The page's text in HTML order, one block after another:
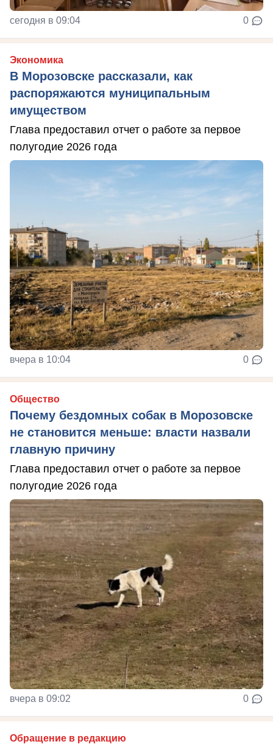
сегодня в 09:04 0
Экономика
В Морозовске рассказали, как
распоряжаются муниципальным
имуществом
Глава предоставил отчет о работе за первое
полугодие 2026 года
вчера в 10:04 0
Общество
Почему бездомных собак в Морозовске
не становится меньше: власти назвали
главную причину
Глава предоставил отчет о работе за первое
полугодие 2026 года
вчера в 09:02 0
Обращение в редакцию